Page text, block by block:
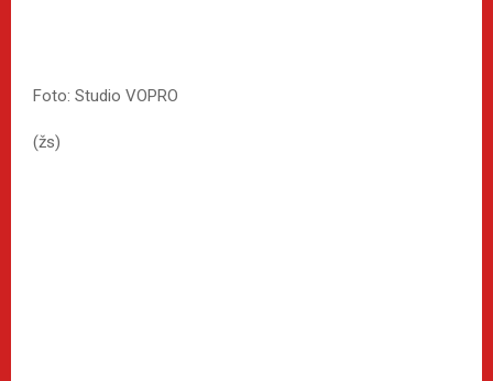
Foto: Studio VOPRO
(žs)